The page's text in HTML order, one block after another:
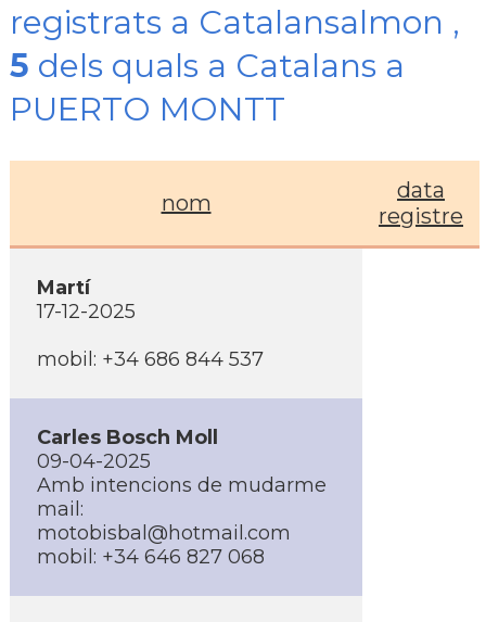
registrats a Catalansalmon ,
5 dels quals a Catalans a
PUERTO MONTT
nom
data
registre
Martí
17-12-2025
mobil: +34 686 844 537
Carles Bosch Moll
09-04-2025
Amb intencions de mudarme
mail:
motobisbal@hotmail.com
mobil: +34 646 827 068